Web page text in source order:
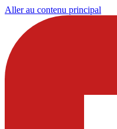
Aller au contenu principal